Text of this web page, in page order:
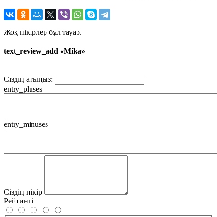
Жоқ пікірлер бұл тауар.
text_review_add «Mika»
Сіздің атыңыз:
entry_pluses
entry_minuses
Сіздің пікір
Рейтингі